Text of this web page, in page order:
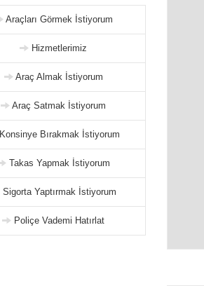
Araçları Görmek İstiyorum
Hizmetlerimiz
Araç Almak İstiyorum
Araç Satmak İstiyorum
Konsinye Bırakmak İstiyorum
Takas Yapmak İstiyorum
Sigorta Yaptırmak İstiyorum
Poliçe Vademi Hatırlat